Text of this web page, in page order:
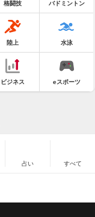
格闘技 バドミントン
陸上 水泳
ビジネス eスポーツ
占い すべて